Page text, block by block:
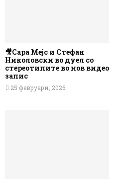
🎥Сара Мејс и Стефан
Николовски во дуел со
стереотипите во нов видео
запис
25 февруари, 2026